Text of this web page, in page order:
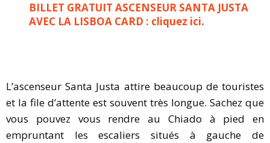
BILLET GRATUIT ASCENSEUR SANTA JUSTA
AVEC LA LISBOA CARD : cliquez ici.
L’ascenseur Santa Justa attire beaucoup de touristes
et la file d’attente est souvent très longue. Sachez que
vous pouvez vous rendre au Chiado à pied en
empruntant les escaliers situés à gauche de